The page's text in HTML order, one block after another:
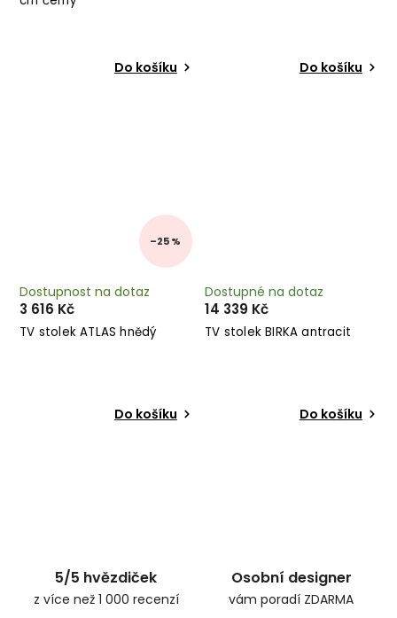
Do košíku Do košíku
–25 %
TV stolek ATLAS hnědý
Dostupnost na dotaz
3 616 Kč
Do košíku
TV stolek BIRKA antracit
Dostupné na dotaz
14 339 Kč
Do košíku
5/5 hvězdiček
z více než 1 000 recenzí
Osobní designer
vám poradí ZDARMA